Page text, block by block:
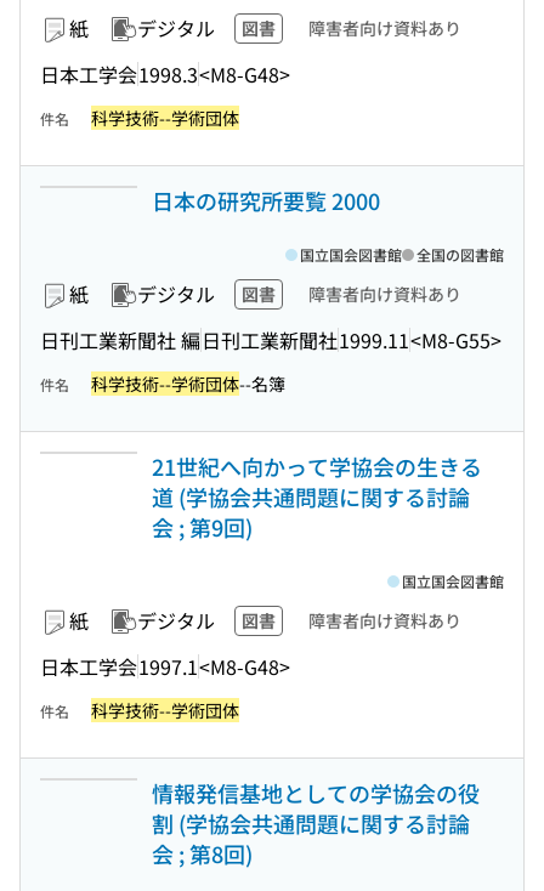
紙 デジタル 図書 障害者向け資料あり
日本工学会1998.3<M8-G48>
件名 科学技術--学術団体
日本の研究所要覧 2000
紙 デジタル 図書 障害者向け資料あり
日刊工業新聞社 編日刊工業新聞社1999.11<M8-G55>
国立国会図書館 全国の図書館
件名 科学技術--学術団体--名簿
21世紀へ向かって学協会の生きる
道 (学協会共通問題に関する討論
会 ; 第9回)
紙 デジタル 図書 障害者向け資料あり
日本工学会1997.1<M8-G48>
国立国会図書館
件名 科学技術--学術団体
情報発信基地としての学協会の役
割 (学協会共通問題に関する討論
会 ; 第8回)